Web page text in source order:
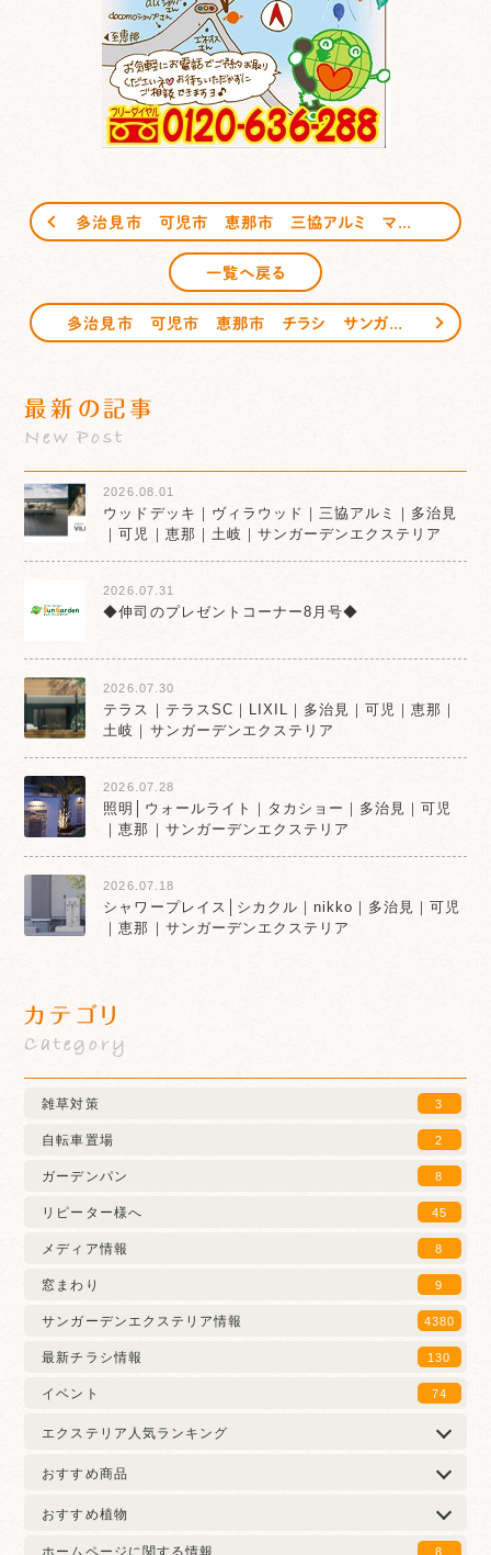
一覧へ戻る
最新の記事
New Post
2026.08.01
ウッドデッキ｜ヴィラウッド｜三協アルミ｜多治見
｜可児｜恵那｜土岐｜サンガーデンエクステリア
2026.07.31
◆伸司のプレゼントコーナー8月号◆
2026.07.30
テラス｜テラスSC｜LIXIL｜多治見｜可児｜恵那｜
土岐｜サンガーデンエクステリア
2026.07.28
照明│ウォールライト｜タカショー｜多治見｜可児
｜恵那｜サンガーデンエクステリア
2026.07.18
シャワープレイス│シカクル｜nikko｜多治見｜可児
｜恵那｜サンガーデンエクステリア
カテゴリ
Category
雑草対策 3
自転車置場 2
ガーデンパン 8
リピーター様へ 45
メディア情報 8
窓まわり 9
サンガーデンエクステリア情報 4380
最新チラシ情報 130
イベント 74
エクステリア人気ランキング
おすすめ商品
おすすめ植物
ホームページに関する情報
8